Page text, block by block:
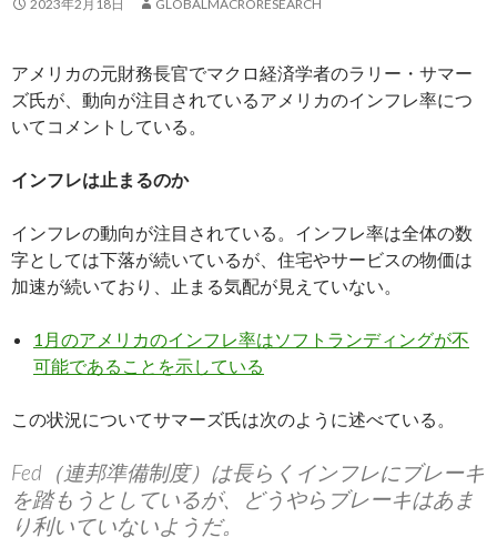
2023年2月18日 GLOBALMACRORESEARCH
アメリカの元財務長官でマクロ経済学者のラリー・サマー
ズ氏が、動向が注目されているアメリカのインフレ率につ
いてコメントしている。
インフレは止まるのか
インフレの動向が注目されている。インフレ率は全体の数
字としては下落が続いているが、住宅やサービスの物価は
加速が続いており、止まる気配が見えていない。
1月のアメリカのインフレ率はソフトランディングが不
可能であることを示している
この状況についてサマーズ氏は次のように述べている。
Fed（連邦準備制度）は長らくインフレにブレーキ
を踏もうとしているが、どうやらブレーキはあま
り利いていないようだ。